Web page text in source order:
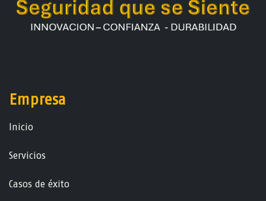
Empresa
Ini​ci​o
Servicios
Casos de éxito